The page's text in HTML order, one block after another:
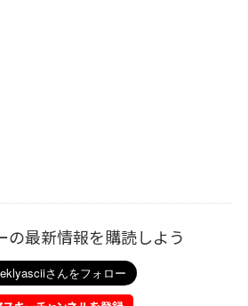
の最新情報を購読しよう